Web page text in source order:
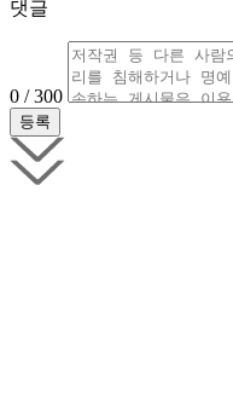
댓글
0 / 300